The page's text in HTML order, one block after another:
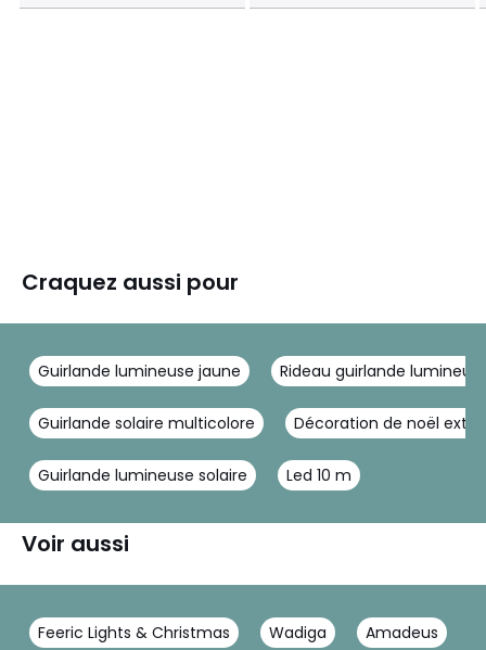
Craquez aussi pour
Guirlande lumineuse jaune Rideau guirlande
Guirlande solaire multicolore Décoration de noël
Guirlande lumineuse solaire Led 10 m
Voir aussi
Feeric Lights & Christmas Wadiga Amadeus